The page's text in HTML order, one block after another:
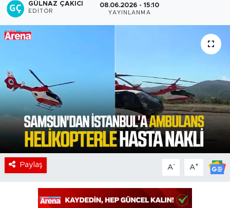
GÜLNAZ ÇAKICI
EDITÖR
08.06.2026 - 15:10
YAYINLANMA
Paylaş A- A+